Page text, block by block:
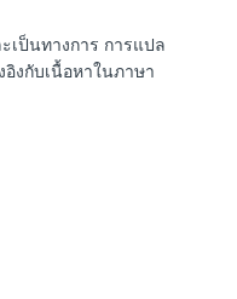
ป็นทางการ การแปล
งกับเนื้อหาในภาษา